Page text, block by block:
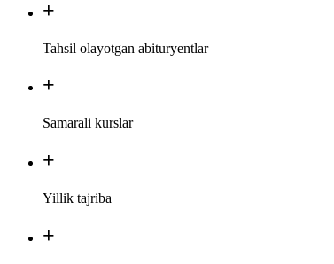
+
Tahsil olayotgan abituryentlar
+
Samarali kurslar
+
Yillik tajriba
+